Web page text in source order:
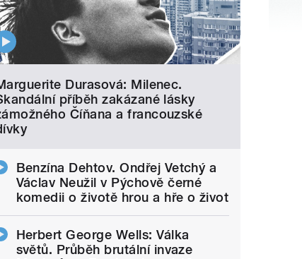
Durasová: Milenec.
příběh zakázané lásky
Číňana a francouzské
Benzína Dehtov. Ondřej Vetchý a
Václav Neužil v Pýchově černé
komedii o životě hrou a hře o život
Herbert George Wells: Válka
světů. Průběh brutální invaze